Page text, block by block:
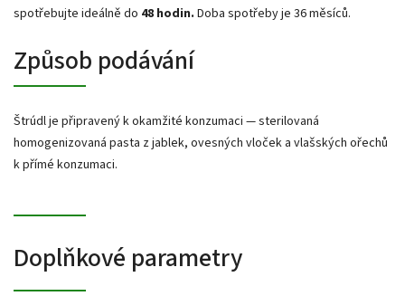
spotřebujte ideálně do 48 hodin. Doba spotřeby je 36 měsíců.
Způsob podávání
Štrúdl je připravený k okamžité konzumaci — sterilovaná
homogenizovaná pasta z jablek, ovesných vloček a vlašských ořechů
k přímé konzumaci.
Doplňkové parametry